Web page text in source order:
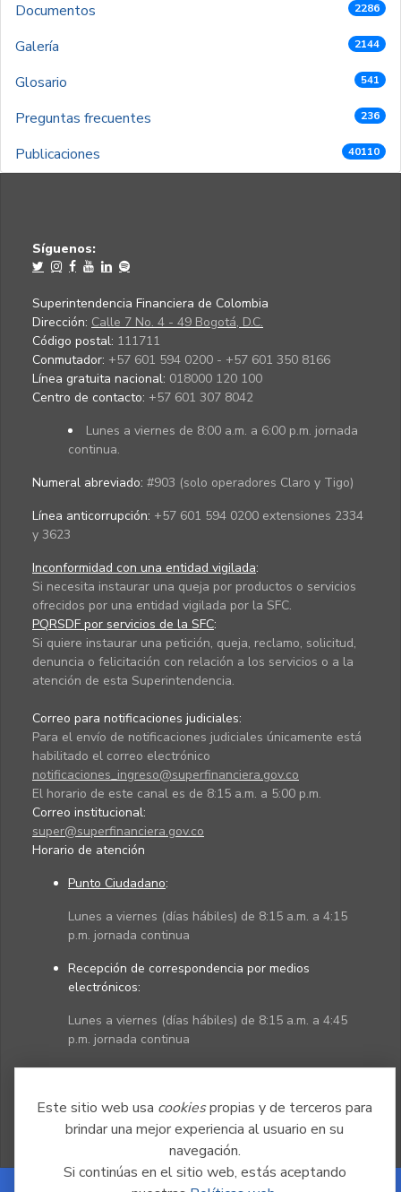
Este sitio web usa cookiespropias y de terceros para
brindar una mejor experiencia al usuario en su
navegación.
Si continúas en el sitio web, estás aceptando
Documentos 2286
Galería 2144
Glosario 541
Preguntas frecuentes 236
Publicaciones 40110
Síguenos:
Superintendencia Financiera de Colombia
Dirección: Calle 7 No. 4 - 49 Bogotá, D.C.
Código postal: 111711
Conmutador: +57 601 594 0200 - +57 601 350 8166
Línea gratuita nacional: 018000 120 100
Centro de contacto: +57 601 307 8042
Lunes a viernes de 8:00 a.m. a 6:00 p.m. jornada
continua.
Numeral abreviado: #903 (solo operadores Claro y Tigo)
Línea anticorrupción: +57 601 594 0200 extensiones 2334
y 3623
Inconformidad con una entidad vigilada:
Si necesita instaurar una queja por productos o servicios
ofrecidos por una entidad vigilada por la SFC.
PQRSDF por servicios de la SFC:
Si quiere instaurar una petición, queja, reclamo, solicitud,
denuncia o felicitación con relación a los servicios o a la
atención de esta Superintendencia.
Correo para notificaciones judiciales:
Para el envío de notificaciones judiciales únicamente está
habilitado el correo electrónico
notificaciones_ingreso@superfinanciera.gov.co
El horario de este canal es de 8:15 a.m. a 5:00 p.m.
Correo institucional:
super@superfinanciera.gov.co
Horario de atención
Punto Ciudadano:
Lunes a viernes (días hábiles) de 8:15 a.m. a 4:15
p.m. jornada continua
Recepción de correspondencia por medios
electrónicos:
Lunes a viernes (días hábiles) de 8:15 a.m. a 4:45
p.m. jornada continua